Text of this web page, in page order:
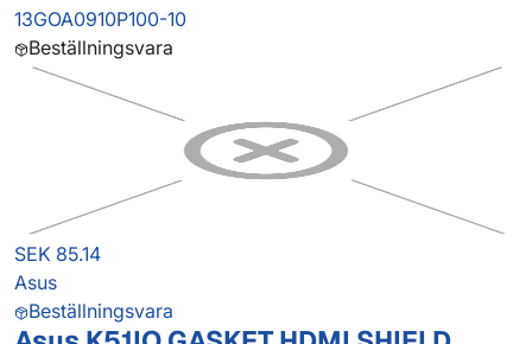
13GOA0910P100-10
Beställningsvara
SEK 85.14
Asus
Beställningsvara